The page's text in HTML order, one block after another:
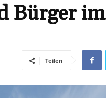
Bürger im
Teilen